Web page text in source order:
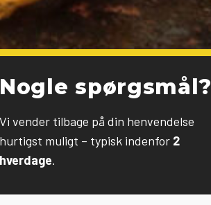
spørgsmål?
vender tilbage på din henvendelse
muligt – typisk indenfor2
.